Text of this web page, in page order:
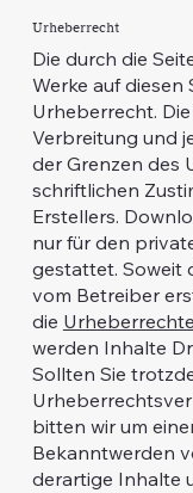
Urheberrecht
Die durch die
Werke auf
Urheberrecht.
Verbreitung und
der Grenzen des
schriftlichen
Erstellers.
nur für den
gestattet. Soweit
vom Betreiber
die Urheberrechte
werden Inhalte
Sollten Sie
bitten wir um
Bekanntwerden
derartige Inhalte